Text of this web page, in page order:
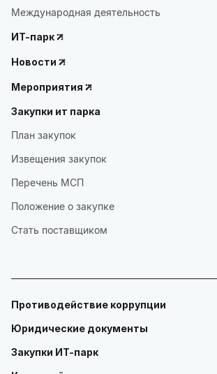
Международная деятельность
ИТ-парк
Новости
Мероприятия
Закупки ит парка
План закупок
Извещения закупок
Перечень МСП
Положение о закупке
Стать поставщиком
Противодействие коррупции
Юридические документы
Закупки ИТ-парк